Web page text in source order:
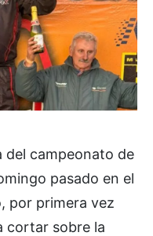
del campeonato de
pasado en el
por primera vez
cortar sobre la